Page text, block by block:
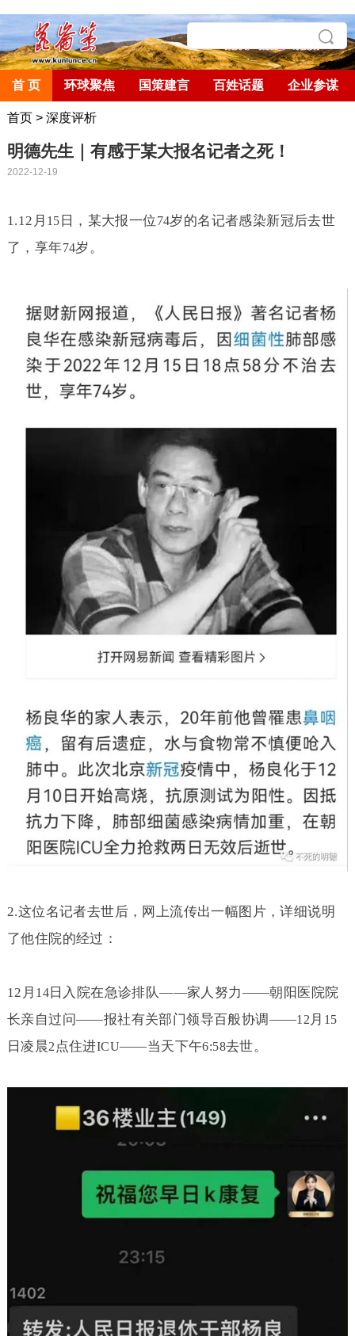
首 页 环球聚焦 国策建言 百姓话题 企业参谋
首页> 深度评析
明德先生｜有感于某大报名记者之死！
2022-12-19
1.12 月 15 日，某大报一位74岁的名记者感染新冠后去世
了，享年74岁。
2.这位名记者去世后，网上流传出一幅图片，详细说明
了他住院的经过：
12 月 14日入院在急诊排队——家人努力——朝阳医院院
长亲自过问——报社有关部门领导百般协调——12 月 15
日凌晨2 点住进ICU——当天下午6:58去世。